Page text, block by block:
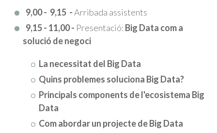
9,00 - 9,15 -Arribada assistents
9,15 - 11,00 - Presentació: Big Data com a
solució de negoci
La necessitat del Big Data
Quins problemes soluciona Big Data?
Principals components de l'ecosistema Big
Data
Com abordar un projecte de Big Data